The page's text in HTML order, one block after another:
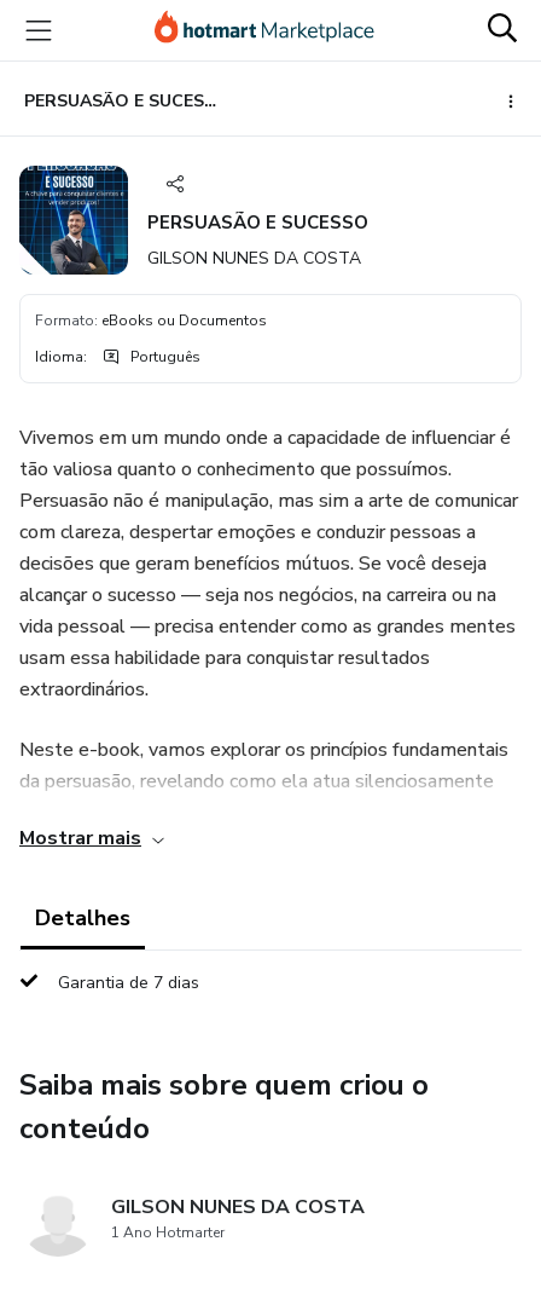
para
conteúdo
principal
para
pagamento
para
rodapé
PERSUASÃO E SUCESSO
PERSUASÃO E SUCESSO
GILSON NUNES DA COSTA
Formato: eBooks ou Documentos
Idioma: Português
Vivemos em um mundo onde a capacidade de influenciar é
tão valiosa quanto o conhecimento que possuímos.
Persuasão não é manipulação, mas sim a arte de comunicar
com clareza, despertar emoções e conduzir pessoas a
decisões que geram benefícios mútuos. Se você deseja
alcançar o sucesso — seja nos negócios, na carreira ou na
vida pessoal — precisa entender como as grandes mentes
usam essa habilidade para conquistar resultados
extraordinários.
Neste e-book, vamos explorar os princípios fundamentais
da persuasão, revelando como ela atua silenciosamente
inteligência. Descobrirá técnicas simples, mas poderosas,
convites e ideias em movimentos.
O sucesso não acontece por acaso. Ele é construído por
que vai mudar a forma como você comunica, negocia e
influencia.
patamares. Está pronto para dominar a arte que impulsiona
líderes, empreendedores e vencedores? Então, vamos
Mostrar mais
Detalhes
Garantia de 7 dias
Saiba mais sobre quem criou o
conteúdo
GILSON NUNES DA COSTA
1 Ano Hotmarter